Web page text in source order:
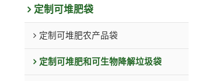
定制可堆肥袋
定制可堆肥农产品袋
定制可堆肥和可生物降解垃圾袋